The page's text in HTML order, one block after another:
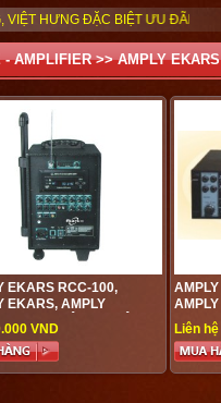
ƯU ĐÃI VÀ HỢP TÁC
- AMPLIFIER>>AMPLY EKARS
EKARS RCC-100,
EKARS, AMPLY
CHUYÊN NGHIỆP,
CHẤT LƯỢNG TỐT
VND
AMPLY
Liên hệ